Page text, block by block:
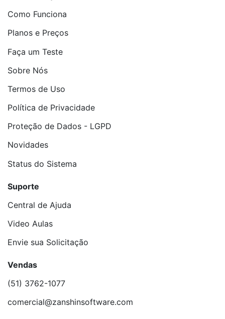
Como Funciona
Planos e Preços
Faça um Teste
Sobre Nós
Termos de Uso
Política de Privacidade
Proteção de Dados - LGPD
Novidades
Status do Sistema
Suporte
Central de Ajuda
Video Aulas
Envie sua Solicitação
Vendas
(51) 3762-1077
comercial@zanshinsoftware.com